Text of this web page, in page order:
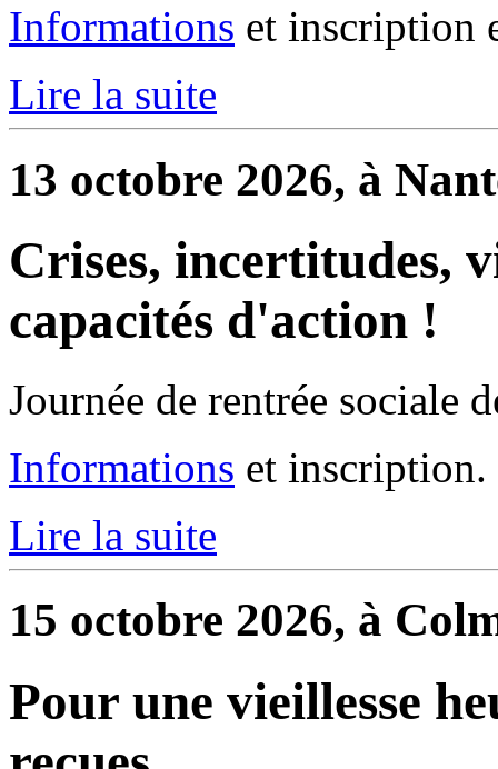
Informations et inscription
Lire la suite
13 octobre 2026, à
Crises, incertitudes,
capacités d'action !
Journée de rentrée sociale
Informations et inscription.
Lire la suite
15 octobre 2026, à
Pour une vieillesse